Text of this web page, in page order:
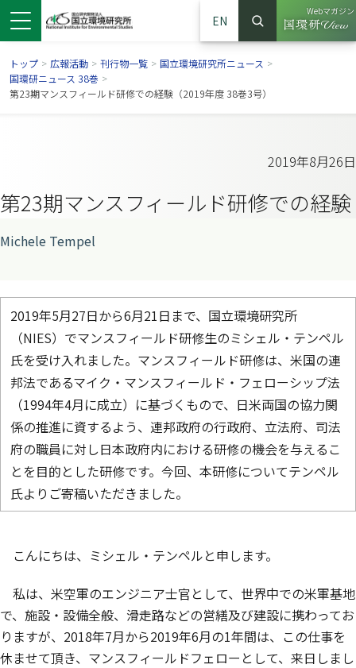
EN
サイト内検索
検索
Webマガジン
（別ウイ
トップ > 広報活動 > 刊行物一覧 > 国立環境研究所ニュース >
国環研ニュース 38巻 >
第23期マンスフィールド研修での経験（2019年度 38巻3号）
2019年8月26日
第23期マンスフィールド研修での経験
Michele Tempel
2019年5月27日から6月21日まで、国立環境研究所
（NIES）でマンスフィールド研修生のミシェル・テンペル
氏を受け入れました。マンスフィールド研修は、米国の連
邦法であるマイク・マンスフィールド・フェローシップ法
（1994年4月に成立）に基づくもので、日米両国の協力関
係の推進に資するよう、連邦政府の行政府、立法府、司法
府の職員に対し日本政府内における研修の機会を与えるこ
とを目的とした研修です。今回、本研修についてテンペル
氏よりご寄稿いただきました。
こんにちは、ミシェル・テンペルと申します。
私は、米空軍のエンジニア士官として、世界中での米軍基地
で、施設・設備全般、滑走路などの営繕及び建設に携わってお
りますが、2018年7月から2019年6月の1年間は、この仕事を
休ませて頂き、マンスフィールドフェローとして、来日しまし